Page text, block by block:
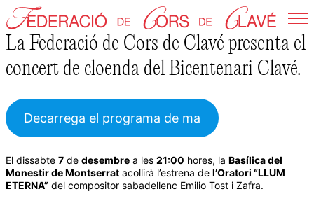
Skip
to
content
Federació de Cors de Clavé
La Federació de Cors de Clavé presenta el
concert de cloenda del Bicentenari Clavé.
Decarrega el programa de ma
El dissabte 7 de desembre a les 21:00 hores, la Basílica del
Monestir de Montserrat acollirà l’estrena de l’Oratori “LLUM
ETERNA” del compositor sabadellenc Emilio Tost i Zafra.